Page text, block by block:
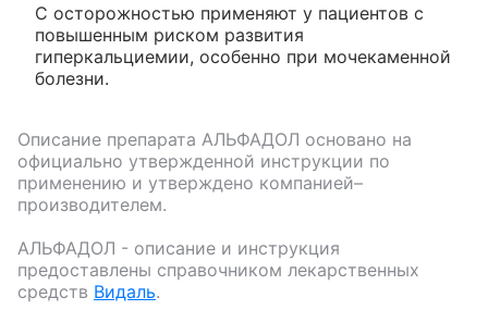
С осторожностью применяют у пациентов с
повышенным риском развития
гиперкальциемии, особенно при мочекаменной
болезни.
Описание препарата АЛЬФАДОЛ основано на
официально утвержденной инструкции по
применению и утверждено компанией–
производителем.
АЛЬФАДОЛ - описание и инструкция
предоставлены справочником лекарственных
средств Видаль.